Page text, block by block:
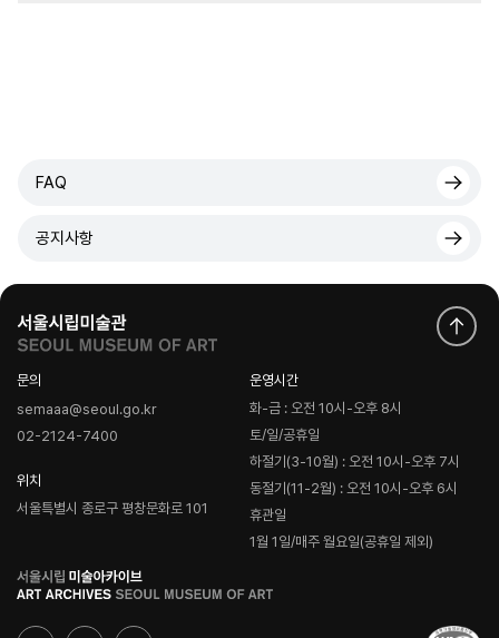
FAQ
공지사항
문의
semaaa@seoul.go.kr
02-2124-7400
위치
서울특별시 종로구 평창문화로 101
운영시간
화-금 : 오전 10시-오후 8시
토/일/공휴일
하절기(3-10월) : 오전 10시-오후 7시
동절기(11-2월) : 오전 10시-오후 6시
휴관일
1월 1일/매주 월요일(공휴일 제외)
로
고